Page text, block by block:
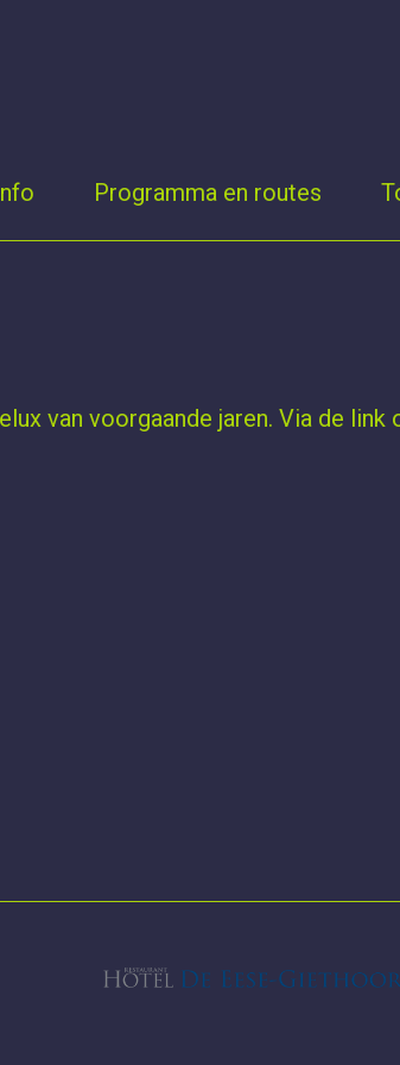
Programma en routes
van voorgaande jaren. Via de